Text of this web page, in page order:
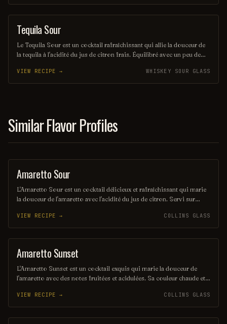
amateurs de cocktails classiques revisités, il saura séduire vos
papilles.
ORDINARY DRINK
Tequila Sour
Le Tequila Sour est un cocktail rafraîchissant qui allie la douceur de
la tequila à l'acidité du jus de citron frais. Équilibré avec un peu de
veloutée, il offre une expérience gustative à la fois vive et onctueuse.
Parfait pour les amateurs de cocktails qui recherchent une touche
VIEW RECIPE → WHISKEY SOUR GLASS
Similar Flavor Profiles
ORDINARY DRINK
Amaretto Sour
L'Amaretto Sour est un cocktail délicieux et rafraîchissant qui marie
la douceur de l'amaretto avec l'acidité du jus de citron. Servi sur
crémeuse et une belle mousse. Ce mélange harmonieux en fait un
choix parfait pour ceux qui aiment les saveurs sucrées et acidulées.
VIEW RECIPE → COLLINS GLASS
ORDINARY DRINK
Amaretto Sunset
L'Amaretto Sunset est un cocktail exquis qui marie la douceur de
l'amaretto avec des notes fruitées et acidulées. Sa couleur chaude et
gustative à la fois réconfortante et rafraîchissante. Parfait pour une
soirée entre amis, il saura séduire les amateurs de cocktails délicats
et savoureux.
VIEW RECIPE → COLLINS GLASS